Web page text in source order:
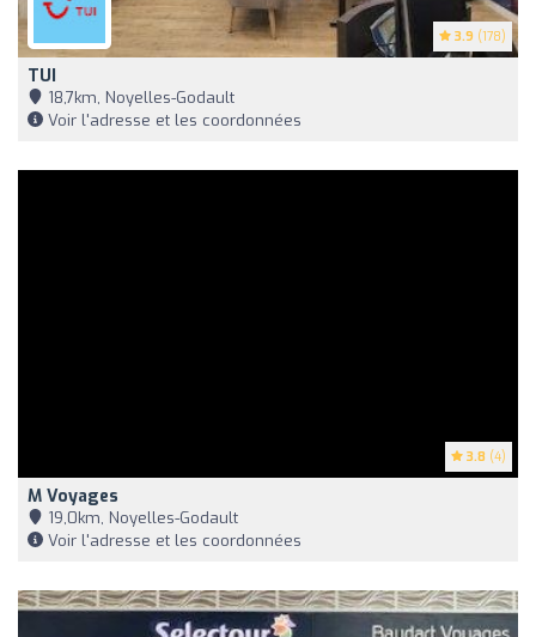
3.9 (178)
TUI
18,7km, Noyelles-Godault
Voir l'adresse et les coordonnées
3.8 (4)
M Voyages
19,0km, Noyelles-Godault
Voir l'adresse et les coordonnées